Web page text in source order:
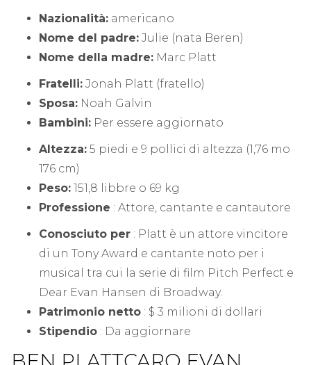
Nazionalità: americano
Nome del padre: Julie (nata Beren)
Nome della madre: Marc Platt
Fratelli: Jonah Platt (fratello)
Sposa: Noah Galvin
Bambini: Per essere aggiornato
Altezza: 5 piedi e 9 pollici di altezza (1,76 mo
176 cm)
Peso: 151,8 libbre o 69 kg
Professione : Attore, cantante e cantautore
Conosciuto per : Platt è un attore vincitore
di un Tony Award e cantante noto per i
musical tra cui la serie di film Pitch Perfect e
Dear Evan Hansen di Broadway.
Patrimonio netto : $ 3 milioni di dollari
Stipendio : Da aggiornare